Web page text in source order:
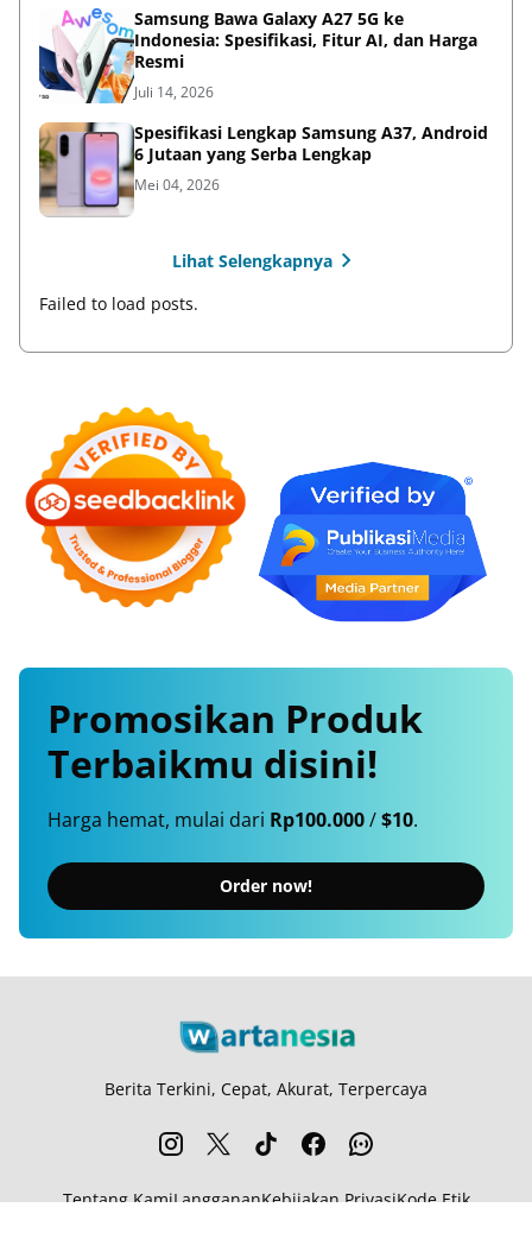
Samsung Bawa Galaxy A27 5G ke
Indonesia: Spesifikasi, Fitur AI, dan Harga
Resmi
Juli 14, 2026
Spesifikasi Lengkap Samsung A37, Android
6 Jutaan yang Serba Lengkap
Mei 04, 2026
Lihat Selengkapnya
Failed to load posts.
Promosikan Produk
Terbaikmu disini!
Harga hemat, mulai dari Rp100.000/$10.
Order now!
Berita Terkini, Cepat, Akurat, Terpercaya
Tentang KamiLanggananKebijakan PrivasiKode Etik